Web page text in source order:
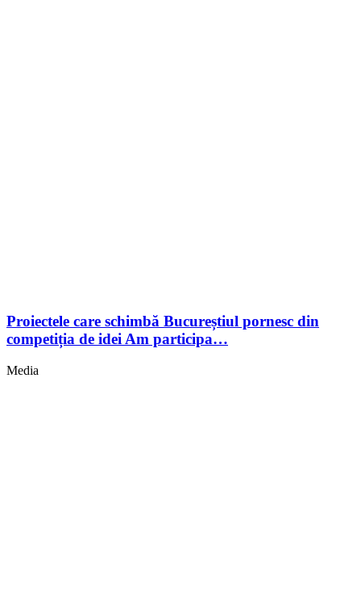
Proiectele care schimbă Bucureștiul pornesc din
competiția de idei Am participa…
Media